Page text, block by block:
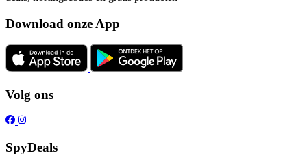
Download onze App
Volg ons
SpyDeals